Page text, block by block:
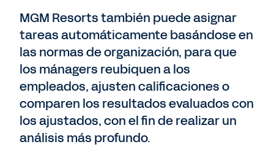
MGM Resorts también puede asignar
tareas automáticamente basándose en
las normas de organización, para que
los mánagers reubiquen a los
empleados, ajusten calificaciones o
comparen los resultados evaluados con
los ajustados, con el fin de realizar un
análisis más profundo.